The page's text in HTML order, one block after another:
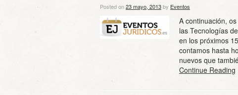
Posted on23 mayo, 2013by Eventos
A continuación,
las Tecnologías
en los próximos
contamos hasta
nuevos que
Continue Reading